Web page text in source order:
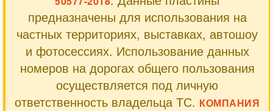
предназначены для использования на
частных территориях, выставках, автошоу
и фотосессиях. Использование данных
номеров на дорогах общего пользования
осуществляется под личную
ответственность владельца ТС. КОМПАНИЯ